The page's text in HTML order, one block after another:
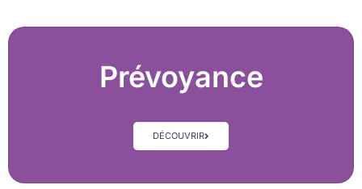
Prévoyance
DÉCOUVRIR